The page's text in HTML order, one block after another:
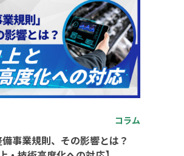
コラム
事業規則、その影響とは？